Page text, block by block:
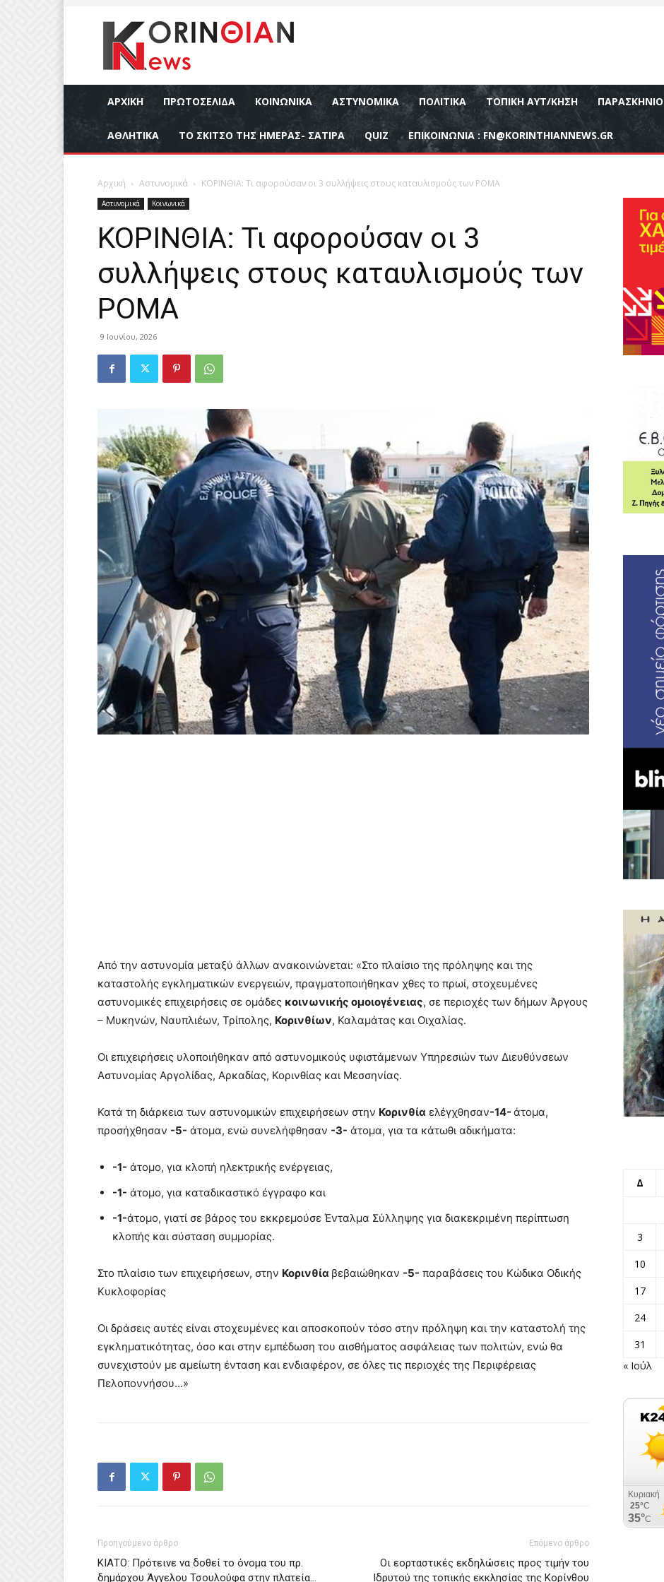
ΑΡΧΙΚΉ ΠΡΩΤΟΣΕΛΙΔΑ ΚΟΙΝΩΝΙΚΆ ΑΣΤΥΝΟΜΙΚΆ ΠΟΛΙΤΙΚΆ ΤΟΠΙΚΉ ΑΥΤ/ΚΗΣΗ ΠΑΡΑΣΚΉΝΙΟ
ΑΘΛΗΤΙΚΆ ΤΟ ΣΚΙΤΣΟ ΤΗΣ ΗΜΕΡΑΣ- ΣΑΤΙΡΑ QUIZ ΕΠΙΚΟΙΝΩΝΊΑ : FN@KORINTHIANNEWS.GR
Αρχική Αστυνομικά ΚΟΡΙΝΘΙΑ: Τι αφορούσαν οι 3 συλλήψεις στους καταυλισμούς των ΡΟΜΑ
Αστυνομικά Κοινωνικά
ΚΟΡΙΝΘΙΑ: Τι αφορούσαν οι 3
συλλήψεις στους καταυλισμούς των
ΡΟΜΑ
9 Ιουνίου, 2026
Από την αστυνομία μεταξύ άλλων ανακοινώνεται: «Στο πλαίσιο της πρόληψης και της
καταστολής εγκληματικών ενεργειών, πραγματοποιήθηκαν χθες το πρωί, στοχευμένες
αστυνομικές επιχειρήσεις σε ομάδες κοινωνικής ομοιογένειας, σε περιοχές των δήμων Άργους
– Μυκηνών, Ναυπλιέων, Τρίπολης, Κορινθίων, Καλαμάτας και Οιχαλίας.
Οι επιχειρήσεις υλοποιήθηκαν από αστυνομικούς υφιστάμενων Υπηρεσιών των Διευθύνσεων
Αστυνομίας Αργολίδας, Αρκαδίας, Κορινθίας και Μεσσηνίας.
Κατά τη διάρκεια των αστυνομικών επιχειρήσεων στην Κορινθία ελέγχθησαν-14- άτομα,
προσήχθησαν -5- άτομα, ενώ συνελήφθησαν -3- άτομα, για τα κάτωθι αδικήματα:
-1- άτομο, για κλοπή ηλεκτρικής ενέργειας,
-1- άτομο, για καταδικαστικό έγγραφο και
-1-άτομο, γιατί σε βάρος του εκκρεμούσε Ένταλμα Σύλληψης για διακεκριμένη περίπτωση
κλοπής και σύσταση συμμορίας.
Στο πλαίσιο των επιχειρήσεων, στην Κορινθία βεβαιώθηκαν -5- παραβάσεις του Κώδικα Οδικής
Κυκλοφορίας
Οι δράσεις αυτές είναι στοχευμένες και αποσκοπούν τόσο στην πρόληψη και την καταστολή της
εγκληματικότητας, όσο και στην εμπέδωση του αισθήματος ασφάλειας των πολιτών, ενώ θα
συνεχιστούν με αμείωτη ένταση και ενδιαφέρον, σε όλες τις περιοχές της Περιφέρειας
Πελοποννήσου…»
Προηγούμενο άρθρο
ΚΙΑΤΟ: Πρότεινε να δοθεί το όνομα του πρ.
δημάρχου Άγγελου Τσουλούφα στην πλατεία…
Επόμενο άρθρο
Οι εορταστικές εκδηλώσεις προς τιμήν του
Ιδρυτού της τοπικής εκκλησίας της Κορίνθου
Δ
3
10
17
24
31
« Ιούλ